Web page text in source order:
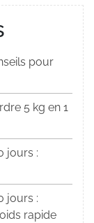
pour
5 kg en 1
jours :
jours :
rapide